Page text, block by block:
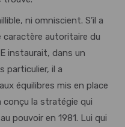
ni omniscient. S’il a
autoritaire du
instaurait, dans un
particulier, il a
équilibres mis en place
conçu la stratégie qui
pouvoir en 1981. Lui qui